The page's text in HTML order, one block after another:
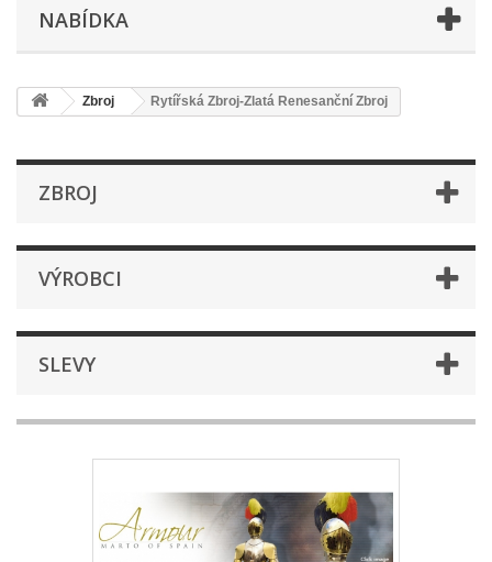
NABÍDKA
Zbroj Rytířská Zbroj-Zlatá Renesanční Zbroj
ZBROJ
VÝROBCI
SLEVY